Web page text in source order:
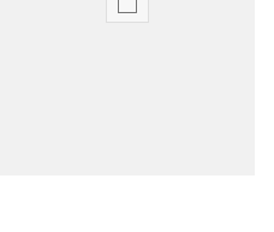
Opsiyon